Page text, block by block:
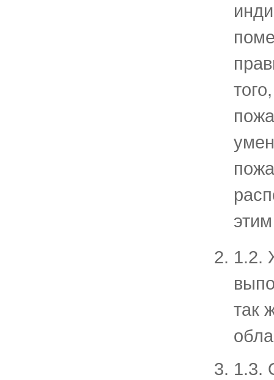
1.2.
так
1.3.